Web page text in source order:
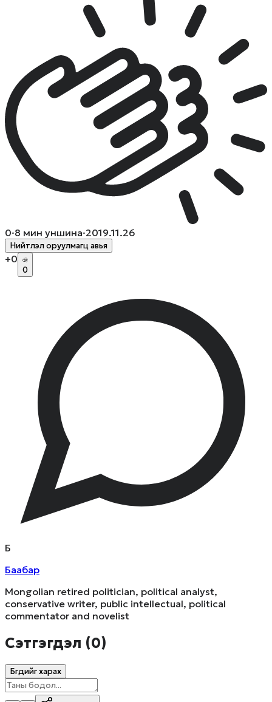
0·8 мин уншина·2019.11.26
Нийтлэл оруулмагц авья
+0
0
Б
Баабар
Mongolian retired politician, political analyst,
conservative writer, public intellectual, political
commentator and novelist
Сэтгэгдэл (0)
Бүгдийг харах